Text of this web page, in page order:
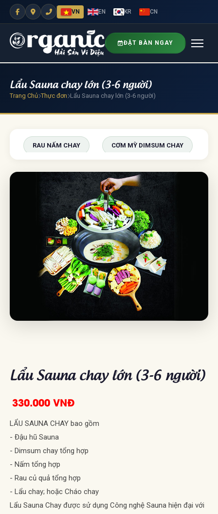
VN EN KR CN
ĐẶT BÀN NGAY
Lẩu Sauna chay lớn (3-6 người)
Trang Chủ Thực đơn Lẩu Sauna chay lớn (3-6 người)
RAU NẤM CHAY CƠM MỲ DIMSUM CHAY
Lẩu Sauna chay lớn (3-6 người)
330.000 VNĐ
LẨU SAUNA CHAY bao gồm
- Đậu hũ Sauna
- Dimsum chay tổng hợp
- Nấm tổng hợp
- Rau củ quả tổng hợp
- Lẩu chay; hoặc Cháo chay
Lẩu Sauna Chay được sử dụng Công nghệ Sauna hiện đại với